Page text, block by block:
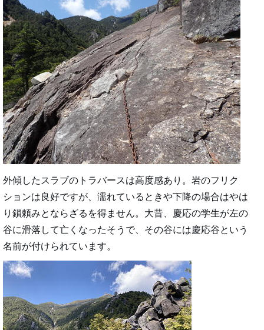
外傾したスラブのトラバースは高度感あり。岩のフリク
ションは良好ですが、濡れているときや下降の場合はやは
り鎖頼みとならざるを得ません。大昔、慶応の学生が左の
谷に滑落して亡くなったそうで、その谷には慶応谷という
名前が付けられています。